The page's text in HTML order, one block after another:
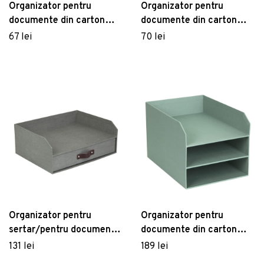
Organizator pentru
documente din carton
Oskar – Bigso Box of
67 lei
Organizator pentru
documente din carton
Archie – Bigso Box of
70 lei
Organizator pentru
sertar/pentru documente
din carton Walter – Bigso
131 lei
Organizator pentru
documente din carton
Trey – Bigso Box of
189 lei